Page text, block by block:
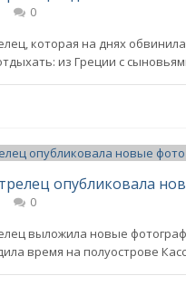
0
которая на днях
из Греции с
опубликовала
0
выложила новые
время на полуострове